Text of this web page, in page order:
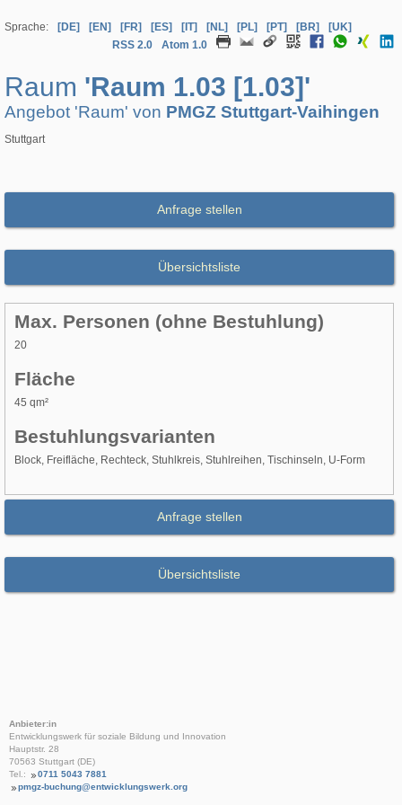
Sprache: [DE] [EN] [FR] [ES] [IT] [NL] [PL] [PT] [BR]
[UK]
RSS 2.0
Atom 1.0
Raum 'Raum 1.03 [1.03]'
Angebot 'Raum' von PMGZ Stuttgart-Vaihingen
Stuttgart
Anfrage stellen
Übersichtsliste
Max. Personen (ohne Bestuhlung)
20
Fläche
45 qm²
Bestuhlungsvarianten
Block, Freifläche, Rechteck, Stuhlkreis, Stuhlreihen, Tischinseln, U-Form
Anfrage stellen
Übersichtsliste
Anbieter:in
Entwicklungswerk für soziale Bildung und Innovation
Hauptstr. 28
70563 Stuttgart (DE)
Tel.:
0711 5043 7881
pmgz-buchung@entwicklungswerk.org